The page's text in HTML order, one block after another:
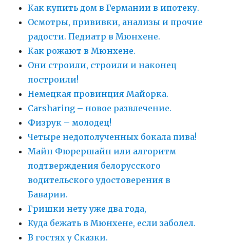
Как купить дом в Германии в ипотеку.
Осмотры, прививки, анализы и прочие
радости. Педиатр в Мюнхене.
Как рожают в Мюнхене.
Они строили, строили и наконец
построили!
Немецкая провинция Майорка.
Carsharing – новое развлечение.
Физрук – молодец!
Четыре недополученных бокала пива!
Майн Фюрершайн или алгоритм
подтверждения белорусского
водительского удостоверения в
Баварии.
Гришки нету уже два года,
Куда бежать в Мюнхене, если заболел.
В гостях у Сказки.